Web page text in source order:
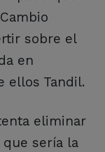
sobre el
en
ellos Tandil.
eliminar
sería la